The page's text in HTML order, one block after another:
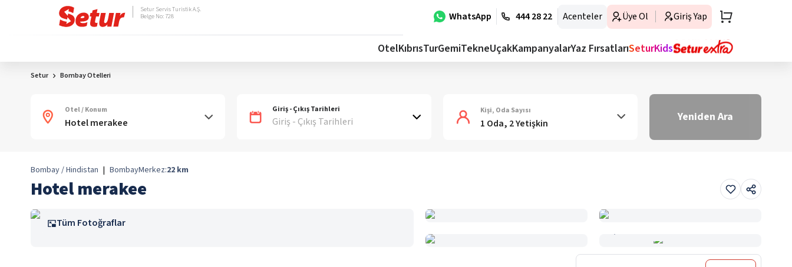
WhatsApp 444 28 22 Acenteler Üye Ol Giriş Yap
Setur Servis Turistik A.Ş.
Belge No: 728
OtelKıbrısTurGemiTekneUçakKampanyalarYaz FırsatlarıSeturKids
Setur Bombay Otelleri
Otel / Konum Giriş - Çıkış Tarihleri
Giriş - Çıkış Tarihleri
Kişi, Oda Sayısı
1 Oda, 2 Yetişkin Yeniden Ara
Bombay / Hindistan | BombayMerkez:22 km
Hotel merakee
Tüm Fotoğraflar